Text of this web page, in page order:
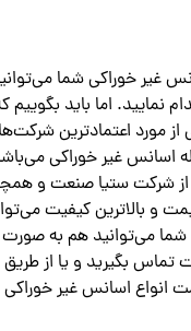
غیر خوراکی شما
نمایید. اما باید
مورد اعتمادترین
اسانس غیر خوراکی
شرکت ستیا صنعت و
و بالاترین کیفیت
می‌توانید هم به صورت
تماس بگیرید و یا از
انواع اسانس غیر